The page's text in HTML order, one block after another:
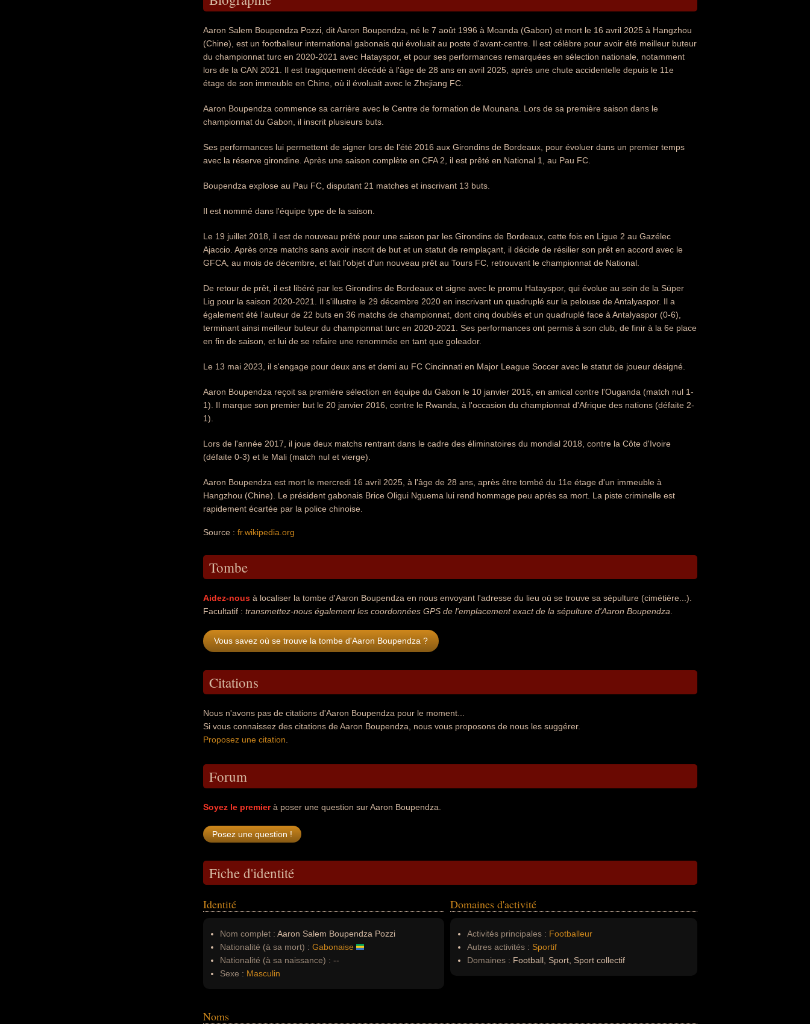
Aaron Salem Boupendza Pozzi, dit Aaron Boupendza, né le 7 août 1996 à Moanda (Gabon) et mort le 16 avril 2025 à Hangzhou
(Chine), est un footballeur international gabonais qui évoluait au poste d'avant-centre. Il est célèbre pour avoir été meilleur buteur
du championnat turc en 2020-2021 avec Hatayspor, et pour ses performances remarquées en sélection nationale, notamment
lors de la CAN 2021. Il est tragiquement décédé à l'âge de 28 ans en avril 2025, après une chute accidentelle depuis le 11e
étage de son immeuble en Chine, où il évoluait avec le Zhejiang FC.
Aaron Boupendza commence sa carrière avec le Centre de formation de Mounana. Lors de sa première saison dans le
championnat du Gabon, il inscrit plusieurs buts.
Ses performances lui permettent de signer lors de l'été 2016 aux Girondins de Bordeaux, pour évoluer dans un premier temps
avec la réserve girondine. Après une saison complète en CFA 2, il est prêté en National 1, au Pau FC.
Boupendza explose au Pau FC, disputant 21 matches et inscrivant 13 buts.
Il est nommé dans l'équipe type de la saison.
Le 19 juillet 2018, il est de nouveau prêté pour une saison par les Girondins de Bordeaux, cette fois en Ligue 2 au Gazélec
Ajaccio. Après onze matchs sans avoir inscrit de but et un statut de remplaçant, il décide de résilier son prêt en accord avec le
GFCA, au mois de décembre, et fait l'objet d'un nouveau prêt au Tours FC, retrouvant le championnat de National.
De retour de prêt, il est libéré par les Girondins de Bordeaux et signe avec le promu Hatayspor, qui évolue au sein de la Süper
Lig pour la saison 2020-2021. Il s'illustre le 29 décembre 2020 en inscrivant un quadruplé sur la pelouse de Antalyaspor. Il a
également été l’auteur de 22 buts en 36 matchs de championnat, dont cinq doublés et un quadruplé face à Antalyaspor (0-6),
terminant ainsi meilleur buteur du championnat turc en 2020-2021. Ses performances ont permis à son club, de finir à la 6e place
en fin de saison, et lui de se refaire une renommée en tant que goleador.
Le 13 mai 2023, il s'engage pour deux ans et demi au FC Cincinnati en Major League Soccer avec le statut de joueur désigné.
Aaron Boupendza reçoit sa première sélection en équipe du Gabon le 10 janvier 2016, en amical contre l'Ouganda (match nul 1-
1). Il marque son premier but le 20 janvier 2016, contre le Rwanda, à l'occasion du championnat d'Afrique des nations (défaite 2-
1).
Lors de l'année 2017, il joue deux matchs rentrant dans le cadre des éliminatoires du mondial 2018, contre la Côte d'Ivoire
(défaite 0-3) et le Mali (match nul et vierge).
Aaron Boupendza est mort le mercredi 16 avril 2025, à l'âge de 28 ans, après être tombé du 11e étage d'un immeuble à
Hangzhou (Chine). Le président gabonais Brice Oligui Nguema lui rend hommage peu après sa mort. La piste criminelle est
rapidement écartée par la police chinoise.
Source : fr.wikipedia.org
Tombe
Aidez-nous à localiser la tombe d'Aaron Boupendza en nous envoyant l'adresse du lieu où se trouve sa sépulture (cimétière...).
Facultatif : transmettez-nous également les coordonnées GPS de l'emplacement exact de la sépulture d'Aaron Boupendza
Vous savez où se trouve la tombe d'Aaron Boupendza ?
Citations
Nous n'avons pas de citations d'Aaron Boupendza pour le moment...
Si vous connaissez des citations de Aaron Boupendza, nous vous proposons de nous les suggérer.
Proposez une citation
Forum
Soyez le premierà poser une question sur Aaron Boupendza.
Fiche d'identité
Identité
Nom complet : Aaron Salem Boupendza Pozzi
Nationalité (à sa mort) : Gabonaise
Nationalité (à sa naissance) : --
Sexe : Masculin
Domaines d'activité
Activités principales : Footballeur
Autres activités : Sportif
Domaines : Football, Sport, Sport collectif
Noms